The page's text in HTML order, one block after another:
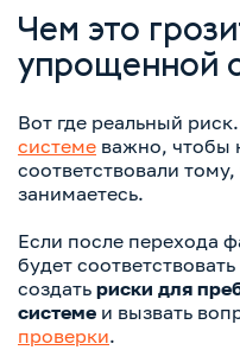
Чем это
упрощенной
Вот где реальный
системе важно, чтобы
соответствовали
занимаетесь.
Если после перехода
будет
создать риски для
системе и вызвать
проверки.